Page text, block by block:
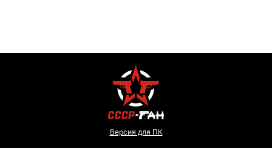
Версия для ПК